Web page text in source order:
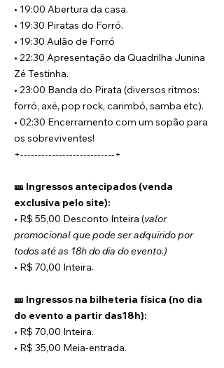
• 19:00 Abertura da casa.
• 19:30 Piratas do Forró.
• 19:30 Aulão de Forró
• 22:30 Apresentação da Quadrilha Junina
Zé Testinha.
• 23:00 Banda do Pirata (diversos ritmos:
forró, axé, pop rock, carimbó, samba etc).
• 02:30 Encerramento com um sopão para
os sobreviventes!
+---------------------------+
🎫 Ingressos antecipados (venda
exclusiva pelo site):
• R$ 55,00 Desconto Inteira (valor
promocional que pode ser adquirido por
todos até as 18h do dia do evento.)
• R$ 70,00 Inteira.
🎫 Ingressos na bilheteria física (no dia
do evento a partir das18h):
• R$ 70,00 Inteira.
• R$ 35,00 Meia-entrada.